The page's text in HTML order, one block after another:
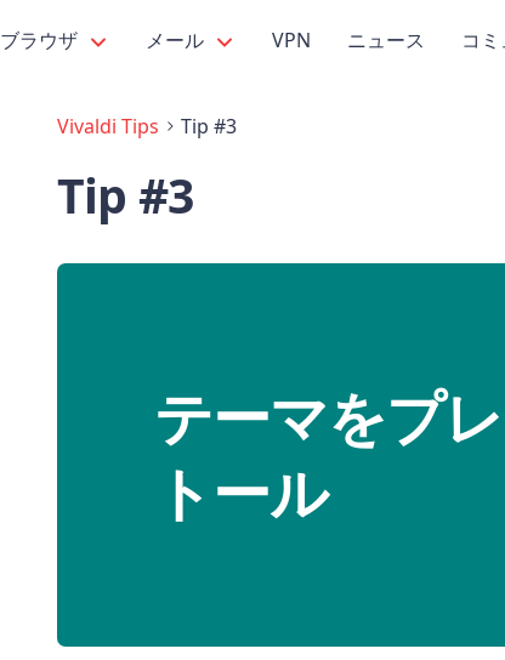
ブラウザ メール VPN ニュース コ
Vivaldi Tips Tip #3
Tip #3
テーマをプ
トール